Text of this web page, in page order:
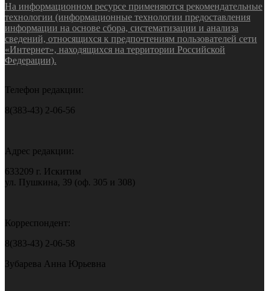
На информационном ресурсе применяются рекомендательные
технологии (информационные технологии предоставления
информации на основе сбора, систематизации и анализа
сведений, относящихся к предпочтениям пользователей сети
«Интернет», находящихся на территории Российской
Федерации).
Телефон редакции:
8(383-43) 2-06-56
Адрес редакции:
633209 г. Искитим
ул. Пушкина, 39 (оф. 305 и 308)
Корреспондент:
8(383-43) 2-06-58
Зубарева Анна Юрьевна